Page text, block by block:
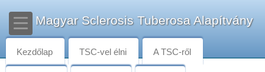
Magyar Sclerosis Tuberosa Alapítvány
Kezdőlap TSC-vel élni A TSC-ről